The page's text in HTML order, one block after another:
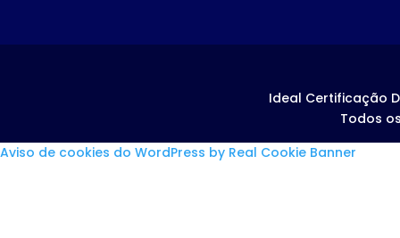
Ideal Certificação
Todos
Aviso de cookies do WordPress by Real Cookie Banner